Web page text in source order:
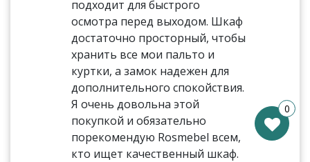
подходит для быстрого
осмотра перед выходом. Шкаф
достаточно просторный, чтобы
хранить все мои пальто и
куртки, а замок надежен для
дополнительного спокойствия.
Я очень довольна этой
покупкой и обязательно
порекомендую Rosmebel всем,
кто ищет качественный шкаф.
0